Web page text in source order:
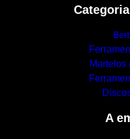
Martelos
A